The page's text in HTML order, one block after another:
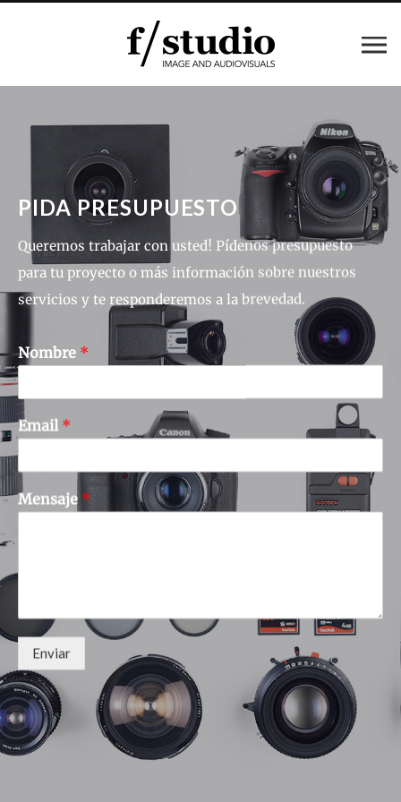
PIDA PRESUPUESTO
Queremos trabajar con usted! Pídenos presupuesto
para tu proyecto o más información sobre nuestros
servicios y te responderemos a la brevedad.
Nombre *
Email *
Mensaje *
Enviar